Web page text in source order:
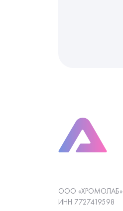
ООО «ХРОМОЛАБ»
ИНН 7727419598